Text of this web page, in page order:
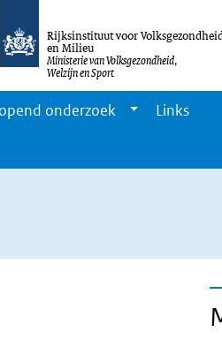
Rijksinstituut voor
en Milieu
Ministerie van Volksgezondheid,
Welzijn en Sport
onderzoek
Links